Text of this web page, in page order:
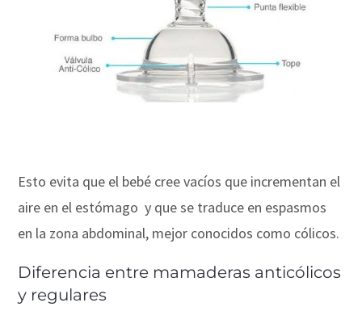
Esto evita que el bebé cree vacíos que incrementan el
aire en el estómago y que se traduce en espasmos
en la zona abdominal, mejor conocidos como cólicos.
Diferencia entre mamaderas anticólicos
y regulares